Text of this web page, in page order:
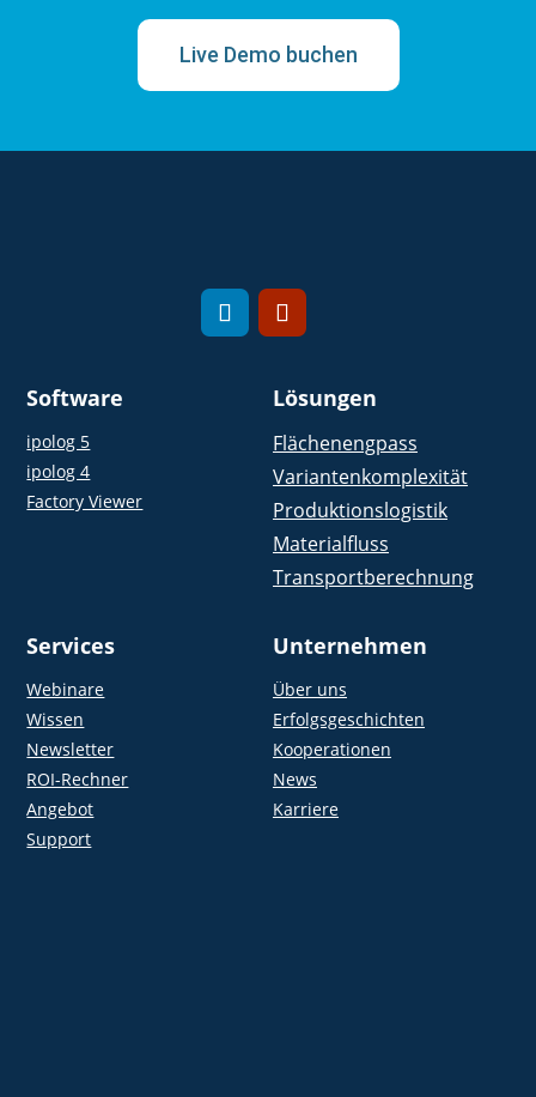
Live Demo buchen
Software
ipolog 5
ipolog 4
Factory Viewer
Lösungen
Flächenengpass
Variantenkomplexität
Produktionslogistik
Materialfluss
Transportberechnung
Services
Webinare
Wissen
Newsletter
ROI-Rechner
Angebot
Support
Unternehmen
Über uns
Erfolgsgeschichten
Kooperationen
News
Karriere